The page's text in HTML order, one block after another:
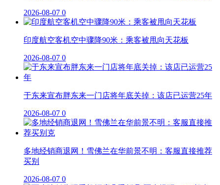
2026-08-07 0
印度航空客机空中骤降90米：乘客被甩向天花板
2026-08-07 0
于东来宣布胖东来一门店将年底关掉：该店已运营25年
2026-08-07 0
多地经销商退网！雪佛兰在华前景不明：客服直接推荐
买别
2026-08-07 0